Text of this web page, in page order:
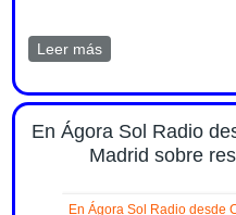
Leer mássobre Nota de
En Ágora Sol Radio
Madrid sobre